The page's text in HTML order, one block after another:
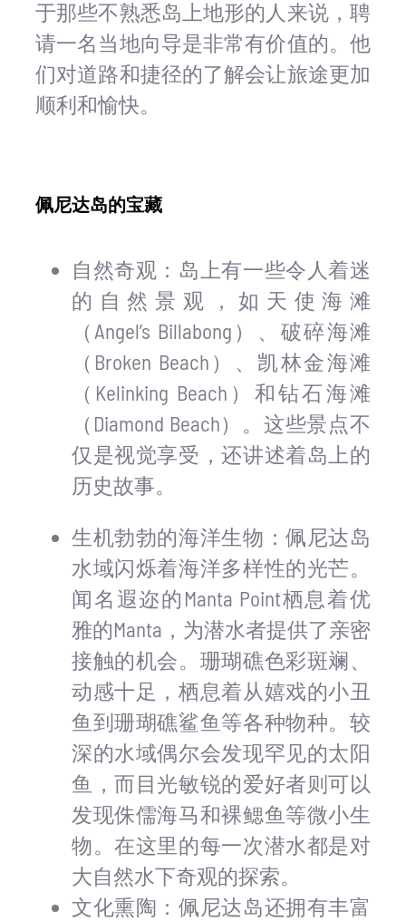
于那些不熟悉岛上地形的人来说，聘
请一名当地向导是非常有价值的。他
们对道路和捷径的了解会让旅途更加
顺利和愉快。
佩尼达岛的宝藏
自然奇观：岛上有一些令人着迷
的自然景观，如天使海滩
（Angel’s Billabong）、破碎海滩
（Broken Beach）、凯林金海滩
（Kelinking Beach）和钻石海滩
（Diamond Beach）。这些景点不
仅是视觉享受，还讲述着岛上的
历史故事。
生机勃勃的海洋生物：佩尼达岛
水域闪烁着海洋多样性的光芒。
闻名遐迩的Manta Point栖息着优
雅的Manta，为潜水者提供了亲密
接触的机会。珊瑚礁色彩斑斓、
动感十足，栖息着从嬉戏的小丑
鱼到珊瑚礁鲨鱼等各种物种。较
深的水域偶尔会发现罕见的太阳
鱼，而目光敏锐的爱好者则可以
发现侏儒海马和裸鳃鱼等微小生
物。在这里的每一次潜水都是对
大自然水下奇观的探索。
文化熏陶：佩尼达岛还拥有丰富